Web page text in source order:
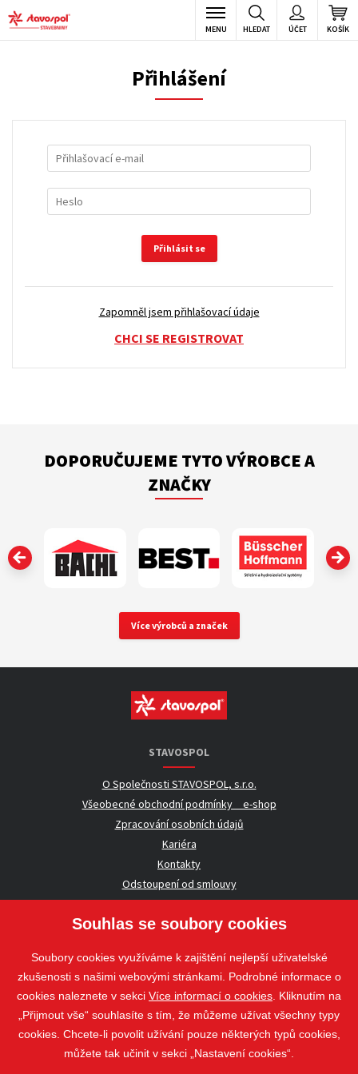
KOŠÍK
ÚČET
HLEDAT
MENU
Přihlášení
Přihlásit se
Zapomněl jsem přihlašovací údaje
CHCI SE REGISTROVAT
DOPORUČUJEME TYTO VÝROBCE A
ZNAČKY
‹
Více výrobců a značek
STAVOSPOL
O Společnosti STAVOSPOL, s.r.o.
Všeobecné obchodní podmínky _ e-shop
Zpracování osobních údajů
Kariéra
Kontakty
Odstoupení od smlouvy
UŽITEČNÉ INFORMACE
Nezávazná poptávka
Whistleblowing
Sledujte nás
Souhlas se soubory cookies
Soubory cookies využíváme k zajištění nejlepší uživatelské
zkušenosti s našimi webovými stránkami. Podrobné informace o
cookies naleznete v sekci Více informací o cookies . Kliknutím na
„Přijmout vše“ souhlasíte s tím, že můžeme užívat všechny typy
cookies. Chcete-li povolit užívání pouze některých typů cookies,
můžete tak učinit v sekci „Nastavení cookies“.